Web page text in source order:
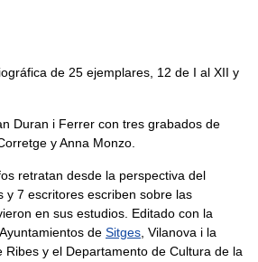
de 25 ejemplares, 12 de I al XII y
Duran i Ferrer con tres grabados de
y Anna Monzo.
retratan desde la perspectiva del
y 7 escritores escriben sobre las
en sus estudios. Editado con la
de Sitges , Vilanova i la
Ribes y el Departamento de Cultura de la